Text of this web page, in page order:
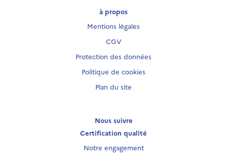
à propos
Mentions légales
CGV
Protection des données
Politique de cookies
Plan du site
Nous suivre
Certification qualité
Notre engagement